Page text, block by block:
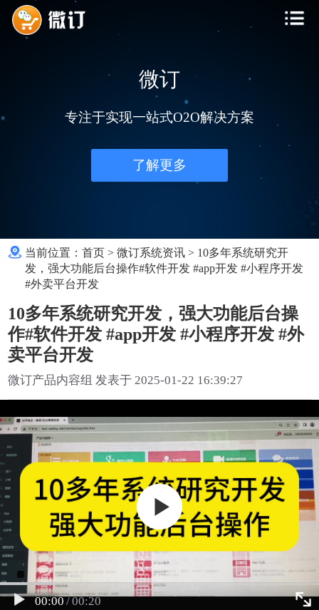
微订
专注于实现一站式O2O解决方案
了解更多
当前位置：首页 >微订系统资讯 > 10多年系统研究开
发，强大功能后台操作#软件开发 #app开发 #小程序开发
#外卖平台开发
10多年系统研究开发，强大功能后台操
作#软件开发 #app开发 #小程序开发 #外
卖平台开发
微订产品内容组 发表于 2025-01-22 16:39:27
00:00 /00:20